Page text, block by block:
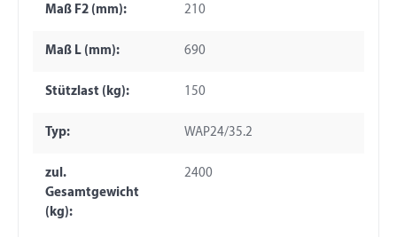
Maß F2 (mm): 210
Maß L (mm): 690
Stützlast (kg): 150
Typ: WAP24/35.2
zul.
Gesamtgewicht
(kg):
2400